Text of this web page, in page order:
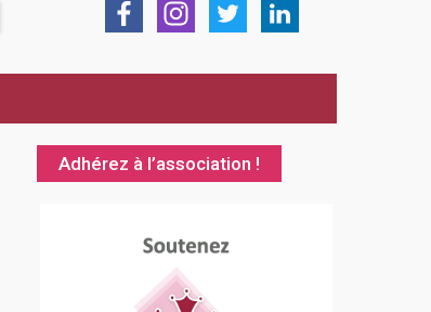
Adhérez à l’association !